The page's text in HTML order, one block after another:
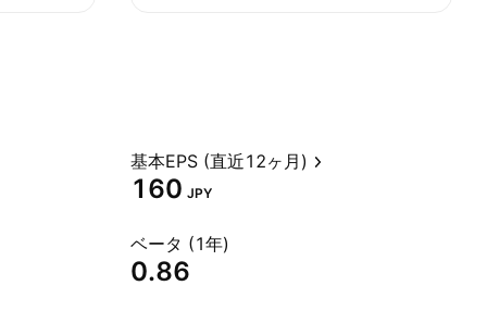
基本EPS (直近12ヶ月)
160 JPY
ベータ (1年)
0.86